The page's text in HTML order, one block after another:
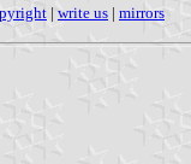
| write us | mirrors